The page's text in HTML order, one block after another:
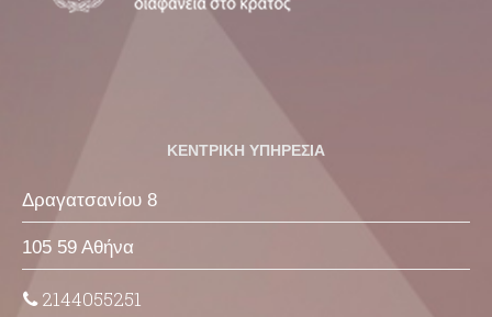
ΚΕΝΤΡΙΚΗ ΥΠΗΡΕΣΙΑ
Δραγατσανίου 8
105 59 Αθήνα
2144055251